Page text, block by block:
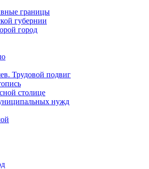
границы
губернии
город
Трудовой подвиг
столице
нужд